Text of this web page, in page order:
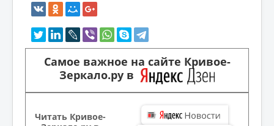
Самое важное на сайте Кривое-
Зеркало.ру в
Читать Кривое-